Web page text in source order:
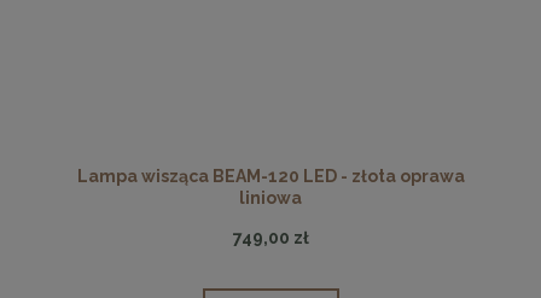
Lampa wisząca BEAM-120 LED - złota oprawa
liniowa
749,00 zł